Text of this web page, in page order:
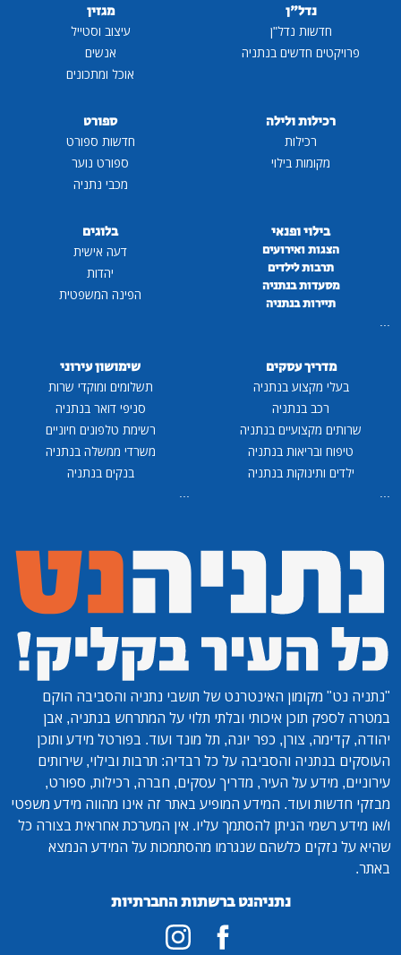
נדל"ן
חדשות נדל"ן
פרויקטים חדשים בנתניה
מגזין
עיצוב וסטייל
אנשים
אוכל ומתכונים
רכילות ולילה
רכילות
מקומות בילוי
ספורט
חדשות ספורט
ספורט נוער
מכבי נתניה
בילוי ופנאי
הצגות ואירועים
תרבות לילדים
מסעדות בנתניה
תיירות בנתניה
בלוגים
דעה אישית
יהדות
הפינה המשפטית
מדריך עסקים
בעלי מקצוע בנתניה
רכב בנתניה
שרותים מקצועיים בנתניה
טיפוח ובריאות בנתניה
ילדים ותינוקות בנתניה
שימושון עירוני
תשלומים ומוקדי שרות
סניפי דואר בנתניה
רשימת טלפונים חיוניים
משרדי ממשלה בנתניה
בנקים בנתניה
"נתניה נט" מקומון האינטרנט של תושבי נתניה והסביבה הוקם
במטרה לספק תוכן איכותי ובלתי תלוי על המתרחש בנתניה, אבן
יהודה, קדימה, צורן, כפר יונה, תל מונד ועוד. בפורטל מידע ותוכן
העוסקים בנתניה והסביבה על כל רבדיה: תרבות ובילוי, שירותים
עירוניים, מידע על העיר, מדריך עסקים, חברה, רכילות, ספורט,
מבזקי חדשות ועוד. המידע המופיע באתר זה אינו מהווה מידע משפטי
ו/או מידע רשמי הניתן להסתמך עליו. אין המערכת אחראית בצורה כל
שהיא על נזקים כלשהם שנגרמו מהסתמכות על המידע הנמצא
באתר.
נתניהנט ברשתות החברתיות